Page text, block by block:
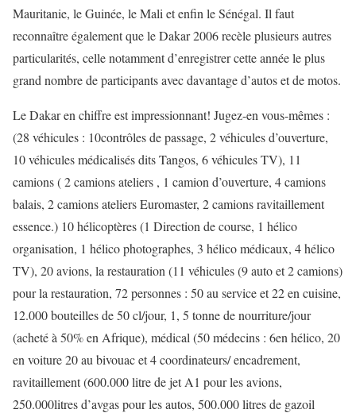
Mauritanie, le Guinée, le Mali et enfin le Sénégal. Il faut
reconnaître également que le Dakar 2006 recèle plusieurs autres
particularités, celle notamment d’enregistrer cette année le plus
grand nombre de participants avec davantage d’autos et de motos.
Le Dakar en chiffre est impressionnant! Jugez-en vous-mêmes :
(28 véhicules : 10contrôles de passage, 2 véhicules d’ouverture,
10 véhicules médicalisés dits Tangos, 6 véhicules TV), 11
camions ( 2 camions ateliers , 1 camion d’ouverture, 4 camions
balais, 2 camions ateliers Euromaster, 2 camions ravitaillement
essence.) 10 hélicoptères (1 Direction de course, 1 hélico
organisation, 1 hélico photographes, 3 hélico médicaux, 4 hélico
TV), 20 avions, la restauration (11 véhicules (9 auto et 2 camions)
pour la restauration, 72 personnes : 50 au service et 22 en cuisine,
12.000 bouteilles de 50 cl/jour, 1, 5 tonne de nourriture/jour
(acheté à 50% en Afrique), médical (50 médecins : 6en hélico, 20
en voiture 20 au bivouac et 4 coordinateurs/ encadrement,
ravitaillement (600.000 litre de jet A1 pour les avions,
250.000litres d’avgas pour les autos, 500.000 litres de gazoil